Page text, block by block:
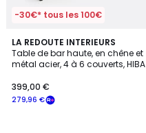
-30€* tous les 100€
LA REDOUTE INTERIEURS
Table de bar haute, en chêne et
métal acier, 4 à 6 couverts, HIBA
279,96 €
399,00 €
4,2
/ 5